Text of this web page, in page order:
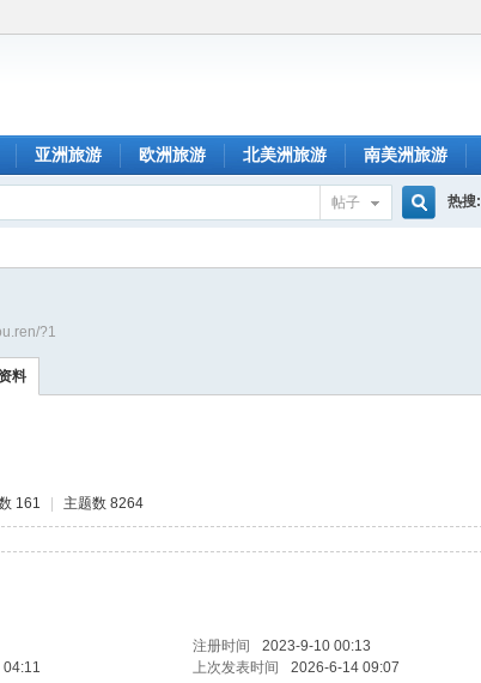
亚洲旅游 欧洲旅游 北美洲旅游 南美洲旅游
帖子 热搜:
?1
料
161 主题数 8264
注册时间 2023-9-10 00:13
上次发表时间 2026-6-14 09:07